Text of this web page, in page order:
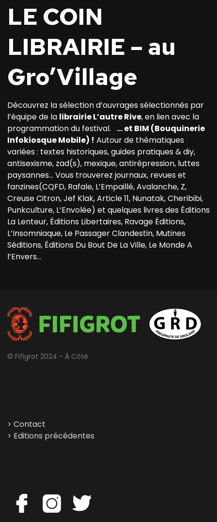
LE COIN
LIBRAIRIE – au
Gro’Village
Découvrez la sélection d’ouvrages sélectionnés par
l’équipe de la librairie L’autre Rive, en lien avec la
programmation du festival. … et BIM (Bouquinerie
Infokiosque Mobile) ! Autour de thématiques
variées : textes historiques, guides pratiques & diy,
antisexisme, zad(s), mexique, antirépression, luttes
paysannes… Vous trouverez journaux, revues et
fanzines(CQFD, Rafale, L’Empaillé, Avalanche, Z,
Creuse Citron, Jef Klak, Article 11, Nunatak, Cheribibi,
Punkculture, L’Envolée) et quelques livres des Éditions
La Lenteur, Éditions Libertaires, Ravage Éditions,
L’Insomniaque, Le Passager Clandestin, Mutines
Séditions, Éditions Du Bout De La Ville, Le Monde A
l’Envers…
© Fifigrot 2024 - À Côté
> Contact
> Editions précédentes